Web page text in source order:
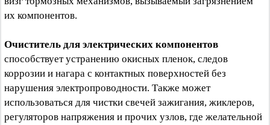
их компонентов.
Очиститель для электрических компонентов
способствует устранению окисных пленок, следов
коррозии и нагара с контактных поверхностей без
нарушения электропроводности. Также может
использоваться для чистки свечей зажигания, жиклеров,
регуляторов напряжения и прочих узлов, где желательной